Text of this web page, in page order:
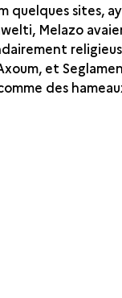
quelques sites,
Melazo
et
des